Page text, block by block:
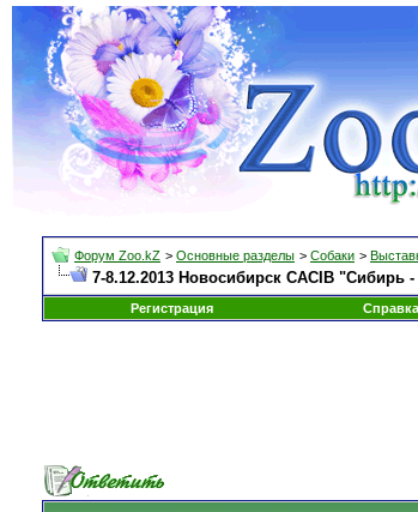
Форум Zoo.kZ > Основные разделы > Собаки >
7-8.12.2013 Новосибирск CACIB "Сибирь
Регистрация
Справка